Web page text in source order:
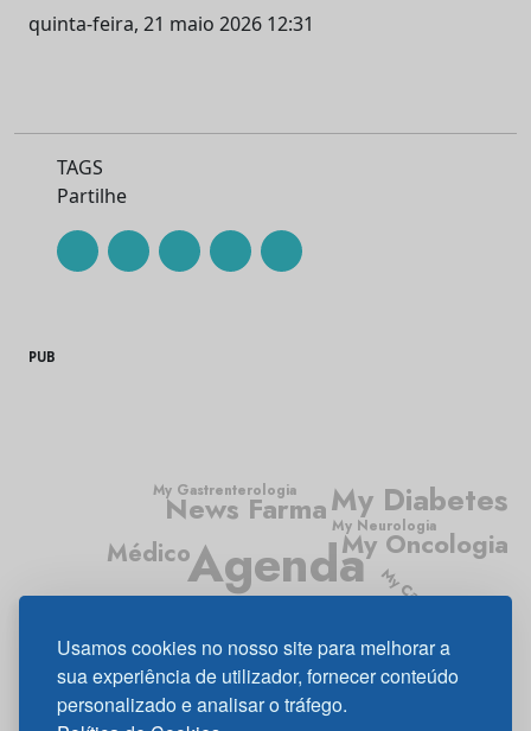
Usamos cookies no nosso site para melhorar a
sua experiência de utilizador, fornecer conteúdo
personalizado e analisar o tráfego.
quinta-feira, 21 maio 2026 12:31
TAGS
Partilhe
PUB
Agenda
News Farma
Médico News
Médico My Oncologia
My Diabetes
My Cardiologia
My Gastrenterologia
My Pneumologia
My Neurologia